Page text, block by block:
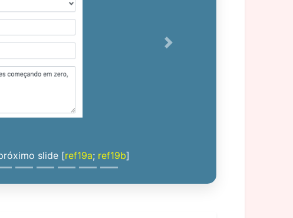
slide [ref19a; ref19b]
Next